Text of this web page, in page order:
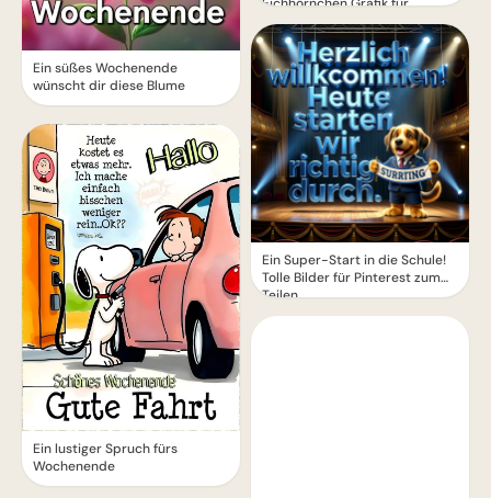
Ein süßes Wochenende
wünscht dir diese Blume
Ein lustiger Spruch fürs
Wochenende
WhatsApp
Ein Super-Start in die Schule!
Tolle Bilder für Pinterest zum
Teilen.